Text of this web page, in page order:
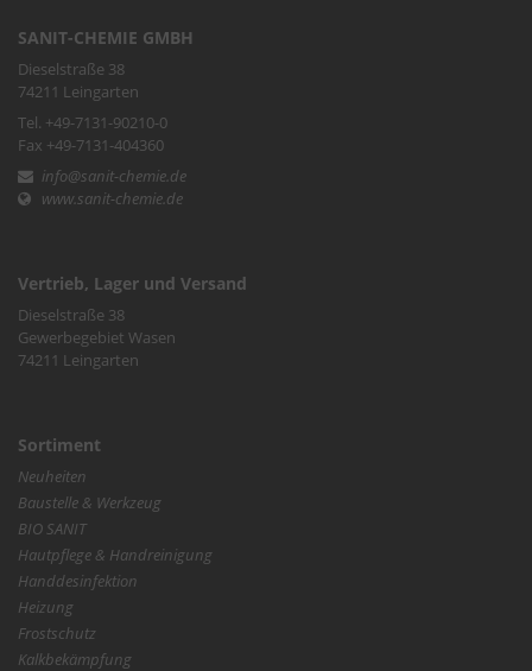
SANIT-CHEMIE GMBH
Dieselstraße 38
74211 Leingarten
Tel. +49-7131-90210-0
Fax +49-7131-404360
info@sanit-chemie.de
www.sanit-chemie.de
Vertrieb, Lager und Versand
Dieselstraße 38
Gewerbegebiet Wasen
74211 Leingarten
Sortiment
Neuheiten
Baustelle & Werkzeug
BIO SANIT
Hautpflege & Handreinigung
Handdesinfektion
Heizung
Frostschutz
Kalkbekämpfung